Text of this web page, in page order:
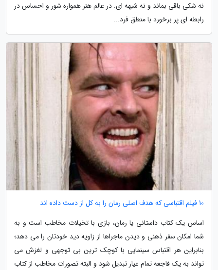
نه شکی باقی بماند و نه شبهه ­ای. در عالم هنر همواره شور و احساس در
رابطه ­ای پر برخورد با منطق فرد...
10 فیلم اقتباسی که هدف اصلی رمان را به کل از دست داده اند
اساس یک کتاب داستانی یا رمان، بازی با تخیلات مخاطب است و به
شما امکان سفر ذهنی و دیدن ماجراها از زاویه دید خودتان را می دهد؛
بنابراین هر اقتباس سینمایی با کوچک ترین بی توجهی و لغزش می
تواند به یک فاجعه تمام عیار تبدیل شود و البته تصورات مخاطب از کتاب